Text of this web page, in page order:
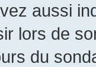
aussi
lors de
du